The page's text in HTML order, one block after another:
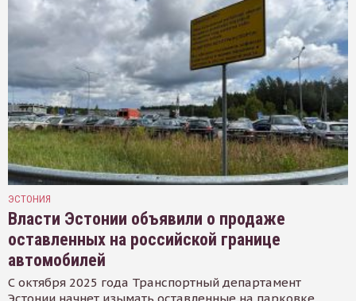
ЭСТОНИЯ
Власти Эстонии объявили о продаже
оставленных на российской границе
автомобилей
С октября 2025 года Транспортный департамент